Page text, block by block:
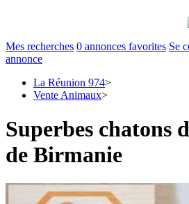
Mes recherches 0 annonces favorites Se
annonce
La Réunion 974>
Vente Animaux>
Superbes chatons
de Birmanie